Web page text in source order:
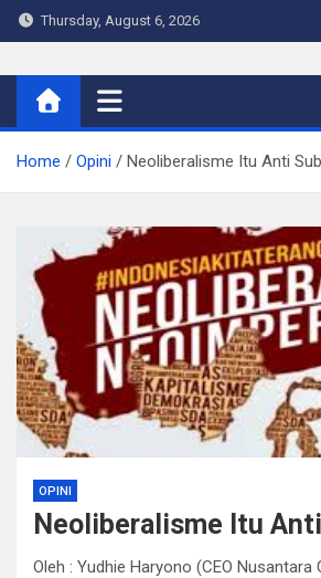
Skip
to
Thursday, August 6, 2026
Warta Indo
Home Opini Neoliberalisme Itu Anti
OPINI
Neoliberalisme Itu
Oleh : Yudhie Haryono (CEO Nusantara